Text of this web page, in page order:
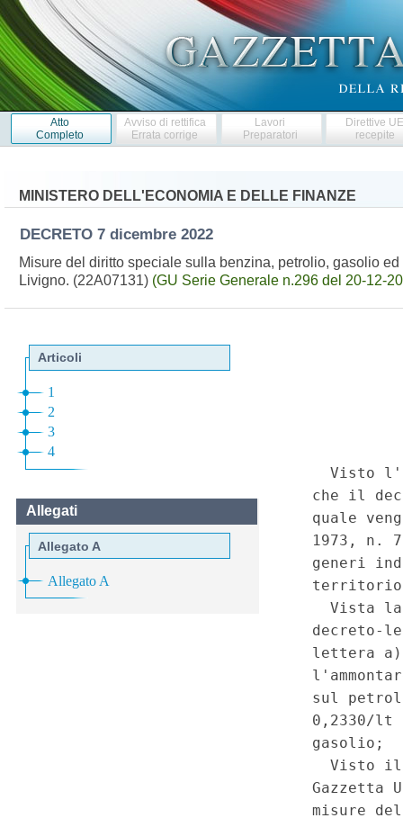
Atto
Completo
Avviso di rettifica
Errata corrige
Lavori
Preparatori
Direttive
recepite
MINISTERO DELL'ECONOMIA E DELLE FINANZE
DECRETO 7 dicembre 2022
Misure del diritto speciale sulla benzina, petrolio, gasolio
Livigno. (22A07131) (GU Serie Generale n.296 del 20-12-